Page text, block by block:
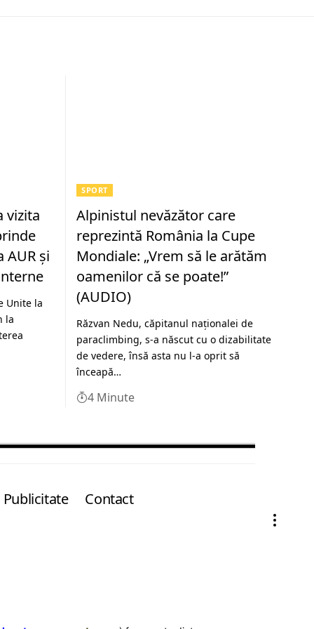
vizita
AUR și
Unite la
la
SPORT
Alpinistul nevăzător care
reprezintă România la Cupe
Mondiale: „Vrem să le arătăm
oamenilor că se poate!”
(AUDIO)
Răzvan Nedu, căpitanul naționalei de
paraclimbing, s-a născut cu o dizabilitate
de vedere, însă asta nu l-a oprit să
înceapă…
4 Minute
Publicitate Contact